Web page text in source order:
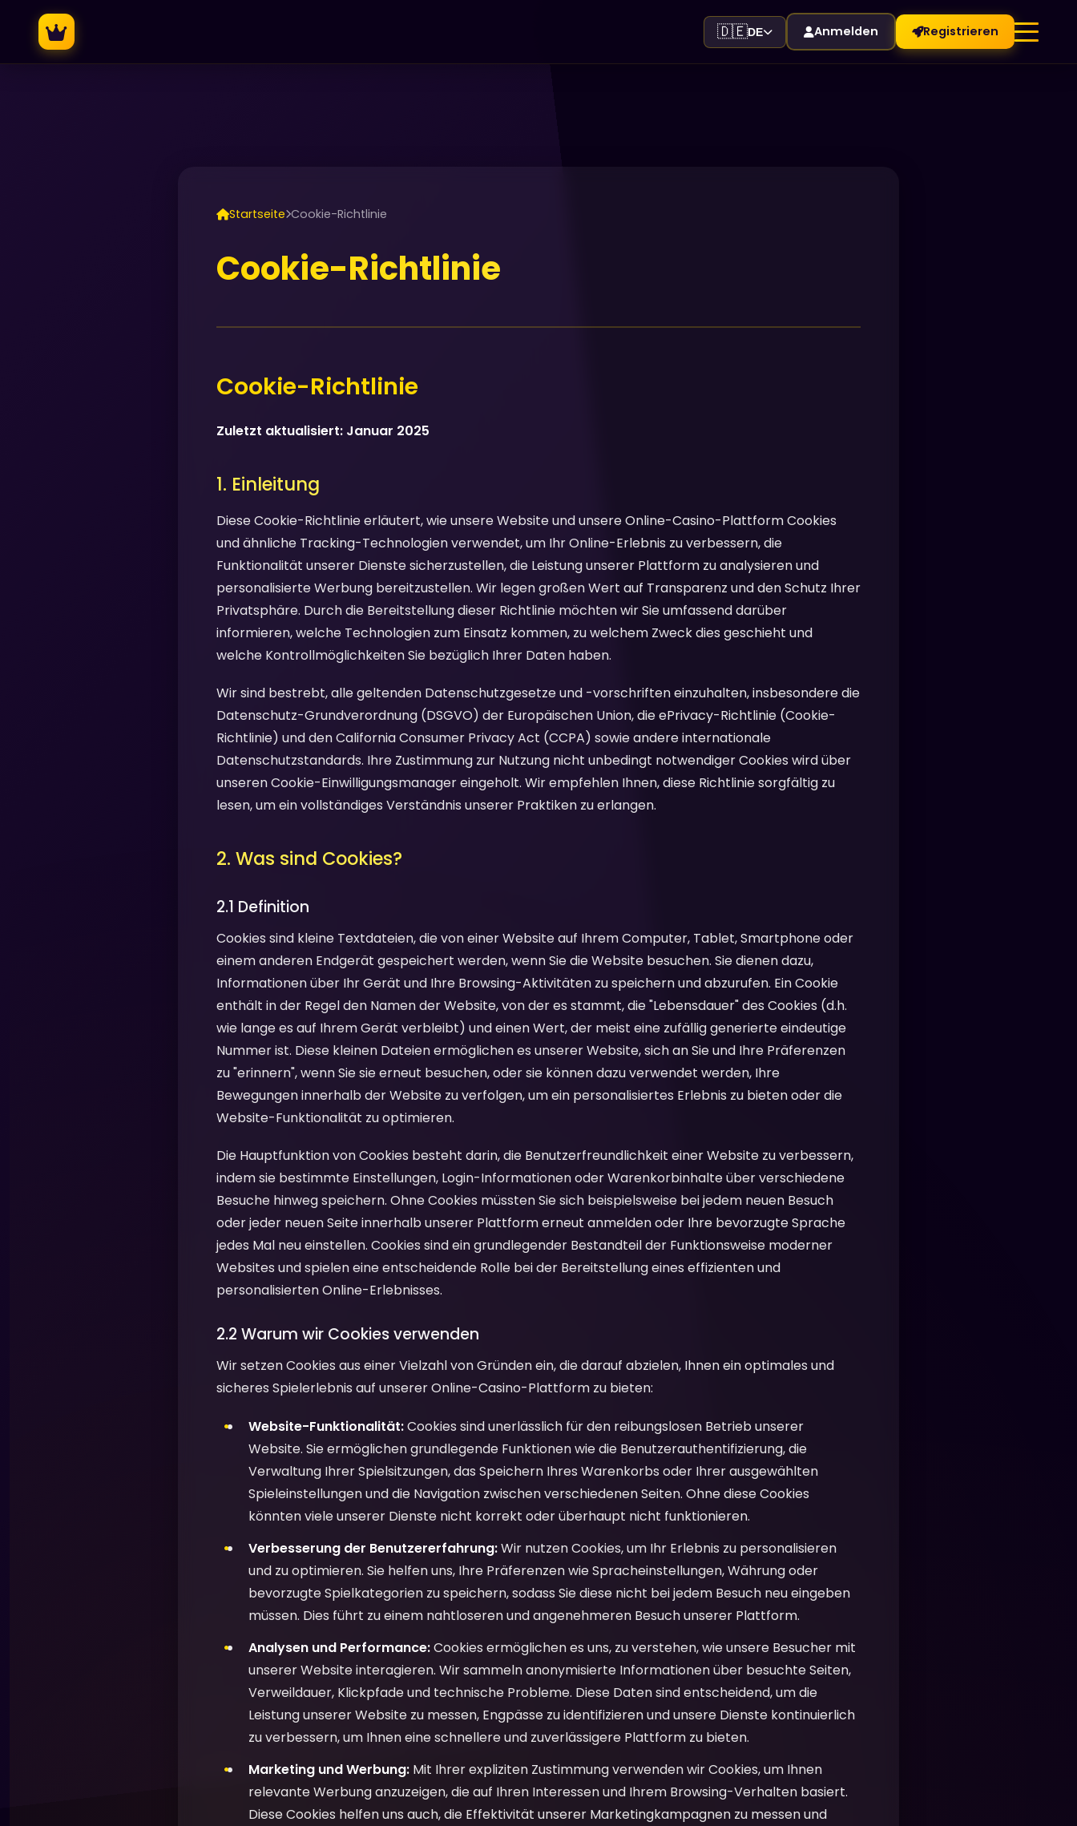
🇩🇪DE Anmelden Registrieren
Startseite Cookie-Richtlinie
Cookie-Richtlinie
Cookie-Richtlinie
Zuletzt aktualisiert: Januar 2025
1. Einleitung
Diese Cookie-Richtlinie erläutert, wie unsere Website und unsere Online-Casino-Plattform Cookies
und ähnliche Tracking-Technologien verwendet, um Ihr Online-Erlebnis zu verbessern, die
Funktionalität unserer Dienste sicherzustellen, die Leistung unserer Plattform zu analysieren und
personalisierte Werbung bereitzustellen. Wir legen großen Wert auf Transparenz und den Schutz Ihrer
Privatsphäre. Durch die Bereitstellung dieser Richtlinie möchten wir Sie umfassend darüber
informieren, welche Technologien zum Einsatz kommen, zu welchem Zweck dies geschieht und
welche Kontrollmöglichkeiten Sie bezüglich Ihrer Daten haben.
Wir sind bestrebt, alle geltenden Datenschutzgesetze und -vorschriften einzuhalten, insbesondere die
Datenschutz-Grundverordnung (DSGVO) der Europäischen Union, die ePrivacy-Richtlinie (Cookie-
Richtlinie) und den California Consumer Privacy Act (CCPA) sowie andere internationale
Datenschutzstandards. Ihre Zustimmung zur Nutzung nicht unbedingt notwendiger Cookies wird über
unseren Cookie-Einwilligungsmanager eingeholt. Wir empfehlen Ihnen, diese Richtlinie sorgfältig zu
lesen, um ein vollständiges Verständnis unserer Praktiken zu erlangen.
2. Was sind Cookies?
2.1 Definition
Cookies sind kleine Textdateien, die von einer Website auf Ihrem Computer, Tablet, Smartphone oder
einem anderen Endgerät gespeichert werden, wenn Sie die Website besuchen. Sie dienen dazu,
Informationen über Ihr Gerät und Ihre Browsing-Aktivitäten zu speichern und abzurufen. Ein Cookie
enthält in der Regel den Namen der Website, von der es stammt, die "Lebensdauer" des Cookies (d.h.
wie lange es auf Ihrem Gerät verbleibt) und einen Wert, der meist eine zufällig generierte eindeutige
Nummer ist. Diese kleinen Dateien ermöglichen es unserer Website, sich an Sie und Ihre Präferenzen
zu "erinnern", wenn Sie sie erneut besuchen, oder sie können dazu verwendet werden, Ihre
Bewegungen innerhalb der Website zu verfolgen, um ein personalisiertes Erlebnis zu bieten oder die
Website-Funktionalität zu optimieren.
Die Hauptfunktion von Cookies besteht darin, die Benutzerfreundlichkeit einer Website zu verbessern,
indem sie bestimmte Einstellungen, Login-Informationen oder Warenkorbinhalte über verschiedene
Besuche hinweg speichern. Ohne Cookies müssten Sie sich beispielsweise bei jedem neuen Besuch
oder jeder neuen Seite innerhalb unserer Plattform erneut anmelden oder Ihre bevorzugte Sprache
jedes Mal neu einstellen. Cookies sind ein grundlegender Bestandteil der Funktionsweise moderner
Websites und spielen eine entscheidende Rolle bei der Bereitstellung eines effizienten und
personalisierten Online-Erlebnisses.
2.2 Warum wir Cookies verwenden
Wir setzen Cookies aus einer Vielzahl von Gründen ein, die darauf abzielen, Ihnen ein optimales und
sicheres Spielerlebnis auf unserer Online-Casino-Plattform zu bieten:
Website-Funktionalität:Cookies sind unerlässlich für den reibungslosen Betrieb unserer
Website. Sie ermöglichen grundlegende Funktionen wie die Benutzerauthentifizierung, die
Verwaltung Ihrer Spielsitzungen, das Speichern Ihres Warenkorbs oder Ihrer ausgewählten
Spieleinstellungen und die Navigation zwischen verschiedenen Seiten. Ohne diese Cookies
könnten viele unserer Dienste nicht korrekt oder überhaupt nicht funktionieren.
Verbesserung der Benutzererfahrung:Wir nutzen Cookies, um Ihr Erlebnis zu personalisieren
und zu optimieren. Sie helfen uns, Ihre Präferenzen wie Spracheinstellungen, Währung oder
bevorzugte Spielkategorien zu speichern, sodass Sie diese nicht bei jedem Besuch neu eingeben
müssen. Dies führt zu einem nahtloseren und angenehmeren Besuch unserer Plattform.
Analysen und Performance:Cookies ermöglichen es uns, zu verstehen, wie unsere Besucher mit
unserer Website interagieren. Wir sammeln anonymisierte Informationen über besuchte Seiten,
Verweildauer, Klickpfade und technische Probleme. Diese Daten sind entscheidend, um die
Leistung unserer Website zu messen, Engpässe zu identifizieren und unsere Dienste kontinuierlich
zu verbessern, um Ihnen eine schnellere und zuverlässigere Plattform zu bieten.
Marketing und Werbung: Mit Ihrer expliziten Zustimmung verwenden wir Cookies, um Ihnen
relevante Werbung anzuzeigen, die auf Ihren Interessen und Ihrem Browsing-Verhalten basiert.
Diese Cookies helfen uns auch, die Effektivität unserer Marketingkampagnen zu messen und